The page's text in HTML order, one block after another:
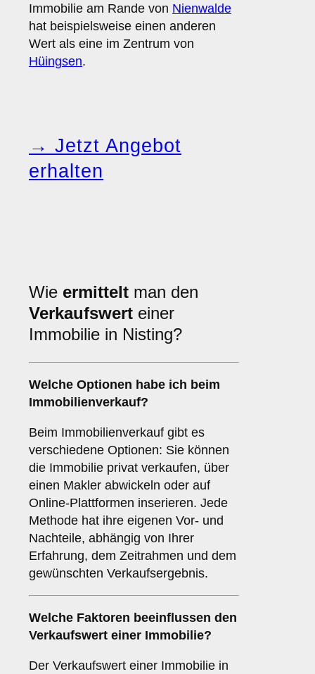
Immobilie am Rande von Nienwalde
hat beispielsweise einen anderen
Wert als eine im Zentrum von
Hüingsen.
→ Jetzt Angebot
erhalten
Wie ermittelt man den
Verkaufswert einer
Immobilie in Nisting?
Welche Optionen habe ich beim
Immobilienverkauf?
Beim Immobilienverkauf gibt es
verschiedene Optionen: Sie können
die Immobilie privat verkaufen, über
einen Makler abwickeln oder auf
Online-Plattformen inserieren. Jede
Methode hat ihre eigenen Vor- und
Nachteile, abhängig von Ihrer
Erfahrung, dem Zeitrahmen und dem
gewünschten Verkaufsergebnis.
Welche Faktoren beeinflussen den
Verkaufswert einer Immobilie?
Der Verkaufswert einer Immobilie in